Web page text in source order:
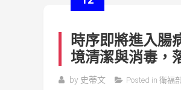
時序即將進入腸
境清潔與消毒，
by 史蒂文 Posted in 衛福